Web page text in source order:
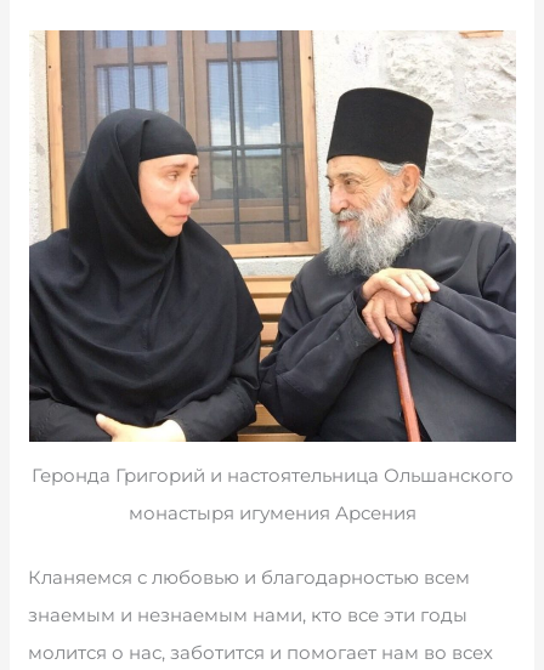
Геронда Григорий и настоятельница Ольшанского
монастыря игумения Арсения
Кланяемся с любовью и благодарностью всем
знаемым и незнаемым нами, кто все эти годы
молится о нас, заботится и помогает нам во всех